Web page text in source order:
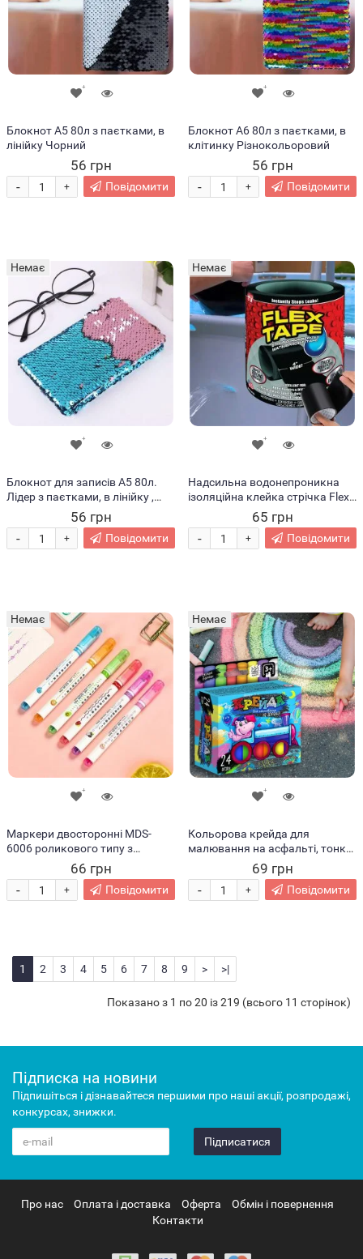
Блокнот А5 80л з паєтками, в
лінійку Чорний
56 грн
+
- Повідомити
Блокнот А6 80л з паєтками, в
клітинку Різнокольоровий
56 грн
+
- Повідомити
Немає
Блокнот для записів А5 80л.
Лідер з паєтками, в лінійку ,
Синьо-рожевий56 грн
+
- Повідомити
Немає
Надсильна водонепроникна
ізоляційна клейка стрічка Flex
Tape 10 см х 1 м (205)
65 грн
+
- Повідомити
Немає
Маркери двосторонні MDS-
6006 роликового типу з
візерунками, набір 6 шт. (218)
66 грн
+
- Повідомити
Немає
Кольорова крейда для
малювання на асфальті, тонка,
24 шт. (IGR24)69 грн
+
- Повідомити
1 2 3 4 5 6 7 8 9 > >|
Показано з 1 по 20 із 219 (всього 11 сторінок)
Підписка на новини
Підпишіться і дізнавайтеся першими про наші акції, розпродажі,
конкурсах, знижки.
Підписатися
Про нас Оплата і доставка Оферта
Обмін і повернення
Контакти